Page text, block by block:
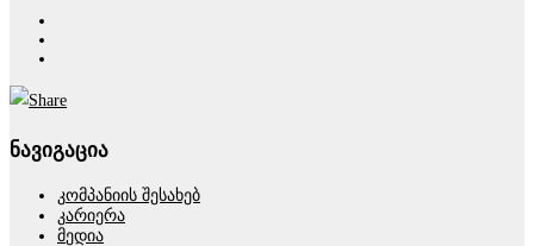
ნავიგაცია
კომპანიის შესახებ
კარიერა
მედია